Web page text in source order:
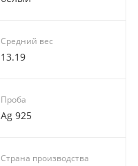
Средний вес
13.19
Проба
Ag 925
Страна производства